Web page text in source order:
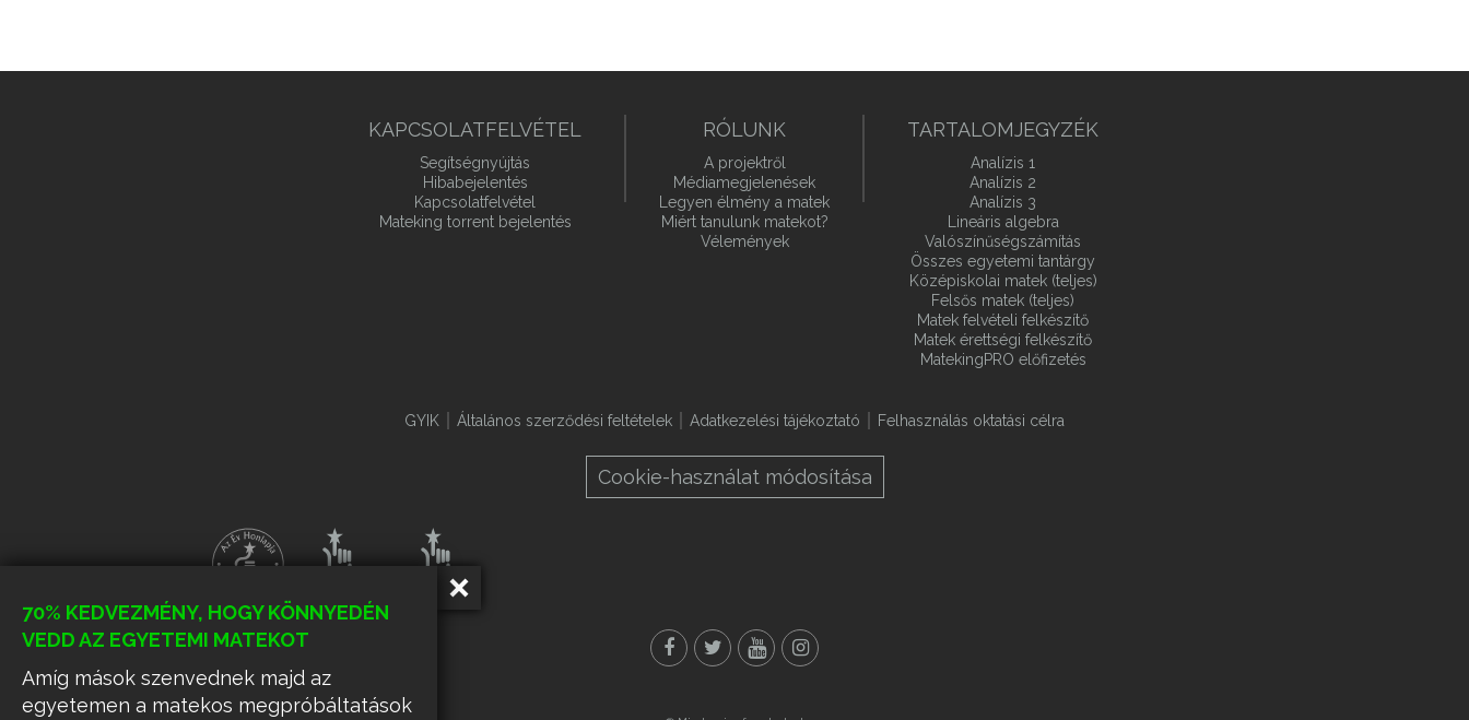
70% KEDVEZMÉNY, HOGY KÖNNYEDÉN
VEDD AZ EGYETEMI MATEKOT
Amíg mások szenvednek majd az
egyetemen a matekos megpróbáltatások
KAPCSOLATFELVÉTEL
Segítségnyújtás
Hibabejelentés
Kapcsolatfelvétel
Mateking torrent bejelentés
RÓLUNK
A projektről
Médiamegjelenések
Legyen élmény a matek
Miért tanulunk matekot?
Vélemények
TARTALOMJEGYZÉK
Analízis 1
Analízis 2
Analízis 3
Lineáris algebra
Valószínűségszámítás
Összes egyetemi tantárgy
Középiskolai matek (teljes)
Felsős matek (teljes)
Matek felvételi felkészítő
Matek érettségi felkészítő
MatekingPRO előfizetés
GYIK Általános szerződési feltételek Adatkezelési tájékoztató Felhasználás oktatási célra
Cookie-használat módosítása